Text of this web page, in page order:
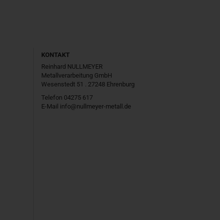
KONTAKT
Reinhard NULLMEYER
Metallverarbeitung GmbH
Wesenstedt 51 . 27248 Ehrenburg
Telefon 04275 617
E-Mail info@nullmeyer-metall.de